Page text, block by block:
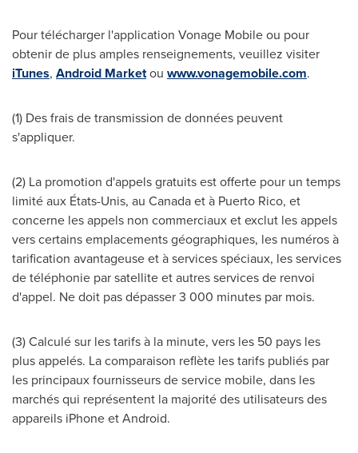
Pour télécharger l'application Vonage Mobile ou pour
obtenir de plus amples renseignements, veuillez visiter
iTunes, Android Marketou www.vonagemobile.com.
(1) Des frais de transmission de données peuvent
s'appliquer.
(2) La promotion d'appels gratuits est offerte pour un temps
limité aux États-Unis, au Canadaet à Puerto Rico, et
concerne les appels non commerciaux et exclut les appels
vers certains emplacements géographiques, les numéros à
tarification avantageuse et à services spéciaux, les services
de téléphonie par satellite et autres services de renvoi
d'appel. Ne doit pas dépasser 3 000 minutes par mois.
(3) Calculé sur les tarifs à la minute, vers les 50 pays les
plus appelés. La comparaison reflète les tarifs publiés par
les principaux fournisseurs de service mobile, dans les
marchés qui représentent la majorité des utilisateurs des
appareils iPhone et Android.